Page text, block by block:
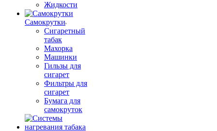
Жидкости
Самокрутки
Сигаретный
табак
Махорка
Машинки
Гильзы для
сигарет
Фильтры для
сигарет
Бумага для
самокруток